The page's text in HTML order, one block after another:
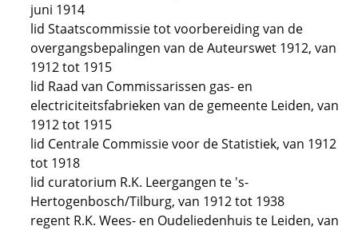
juni 1914
lid Staatscommissie tot voorbereiding van de
overgangsbepalingen van de Auteurswet 1912, van
1912 tot 1915
lid Raad van Commissarissen gas- en
electriciteitsfabrieken van de gemeente Leiden, van
1912 tot 1915
lid Centrale Commissie voor de Statistiek, van 1912
tot 1918
lid curatorium R.K. Leergangen te 's-
Hertogenbosch/Tilburg, van 1912 tot 1938
regent R.K. Wees- en Oudeliedenhuis te Leiden, van